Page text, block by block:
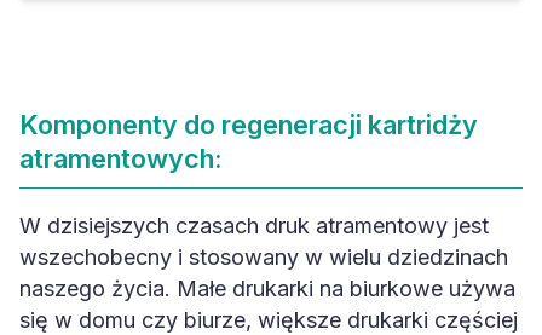
Komponenty do regeneracji kartridży
atramentowych:
W dzisiejszych czasach druk atramentowy jest
wszechobecny i stosowany w wielu dziedzinach
naszego życia. Małe drukarki na biurkowe używa
się w domu czy biurze, większe drukarki częściej